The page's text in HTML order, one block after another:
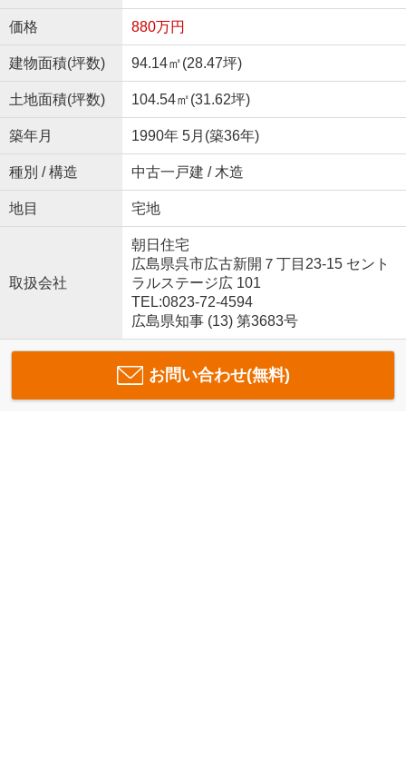
価格 880万円
建物面積(坪数) 94.14㎡(28.47坪)
土地面積(坪数) 104.54㎡(31.62坪)
築年月 1990年 5月(築36年)
種別 / 構造 中古一戸建 / 木造
地目 宅地
取扱会社
朝日住宅
広島県呉市広古新開７丁目23-15 セント
ラルステージ広 101
TEL:0823-72-4594
広島県知事 (13) 第3683号
お問い合わせ(無料)